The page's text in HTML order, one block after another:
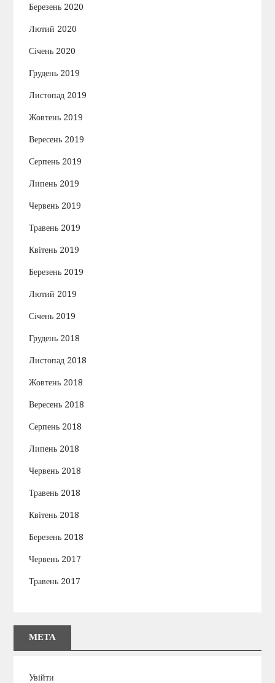
Березень 2020
Лютий 2020
Січень 2020
Грудень 2019
Листопад 2019
Жовтень 2019
Вересень 2019
Серпень 2019
Липень 2019
Червень 2019
Травень 2019
Квітень 2019
Березень 2019
Лютий 2019
Січень 2019
Грудень 2018
Листопад 2018
Жовтень 2018
Вересень 2018
Серпень 2018
Липень 2018
Червень 2018
Травень 2018
Квітень 2018
Березень 2018
Червень 2017
Травень 2017
МЕТА
Увійти